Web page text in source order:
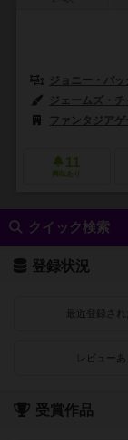
ジョニー・パ
ジェームズ・
ファンタジア
11
興味あり
クイック検索
登録状況
最近登録され
レビューあ
受賞作品